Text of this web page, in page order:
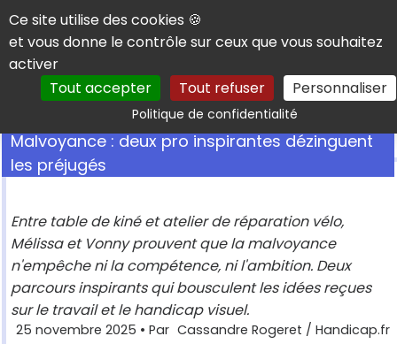
Panneau de gestion des cookies
Ce site utilise des cookies 🍪
et vous donne le contrôle sur ceux que vous souhaitez
activer
Tout accepter
Tout refuser Personnaliser
Politique de confidentialitéRechercher
Malvoyance : deux pro inspirantes dézinguent
les préjugés
Entre table de kiné et atelier de réparation vélo,
Mélissa et Vonny prouvent que la malvoyance
n'empêche ni la compétence, ni l'ambition. Deux
parcours inspirants qui bousculent les idées reçues
sur le travail et le handicap visuel.
25 novembre 2025 • Par Cassandre Rogeret / Handicap.fr